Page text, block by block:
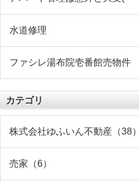
水道修理
ファシレ湯布院壱番館売物件
カテゴリ
株式会社ゆふいん不動産（38）
売家（6）